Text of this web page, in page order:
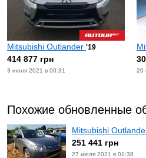
Mitsubishi Outlander '19
414 877 грн
3 июня 2021 в 00:31 20
Похожие обновленные
Mitsubishi
251 441 грн
27 июля 2021 в 01:38